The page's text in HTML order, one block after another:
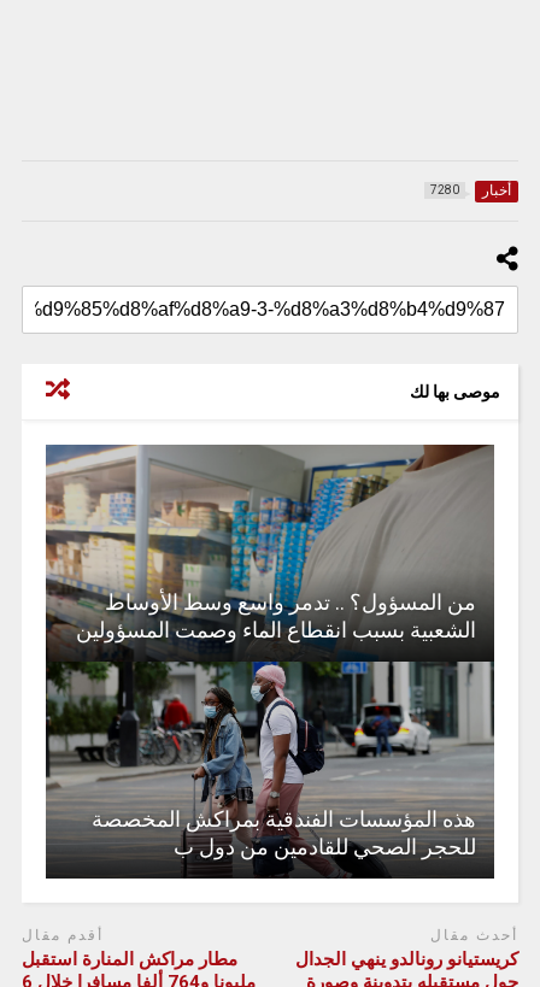
أخبار 7280
موصى بها لك
من المسؤول؟ .. تدمر واسع وسط الأوساط
الشعبية بسبب انقطاع الماء وصمت المسؤولين
هذه المؤسسات الفندقية بمراكش المخصصة
للحجر الصحي للقادمين من دول ب
أحدث مقال
كريستيانو رونالدو ينهي الجدال
حول مستقبله بتدوينة وصورة
أقدم مقال
مطار مراكش المنارة استقبل
مليونا و764 ألفا مسافرا خلال 6